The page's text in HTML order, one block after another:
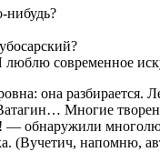
нибудь?
люблю со­временное
она
Многие
обнаружили
(Вучетич, напомню,